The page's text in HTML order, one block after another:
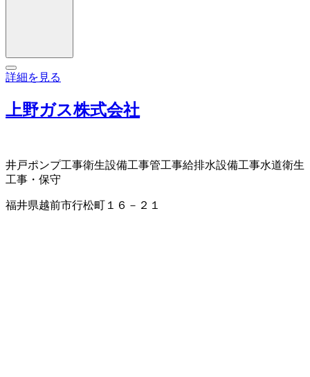
詳細を見る
上野ガス株式会社
井戸ポンプ工事衛生設備工事管工事給排水設備工事水道衛生
工事・保守
福井県越前市行松町１６－２１